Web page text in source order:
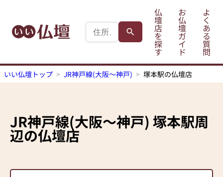
仏
壇
店
を
探
す
お
仏
壇
ガ
イ
ド
よ
く
あ
る
質
問
いい仏壇トップ JR神戸線(大阪～神戸) 塚本駅の仏壇店
JR神戸線(大阪～神戸) 塚本駅周
辺の仏壇店